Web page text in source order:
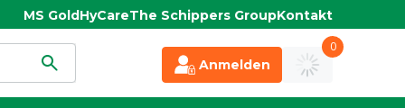
MS GoldHyCareThe Schippers GroupKontakt
Anmelden
0